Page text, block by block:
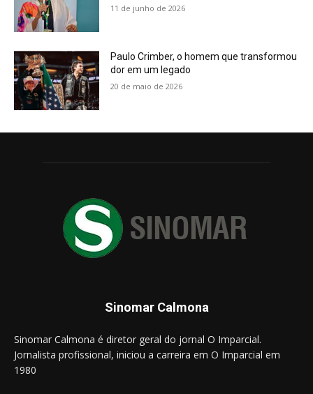
11 de junho de 2026
Paulo Crimber, o homem que transformou
dor em um legado
20 de maio de 2026
Sinomar Calmona
Sinomar Calmona é diretor geral do jornal O Imparcial.
Jornalista profissional, iniciou a carreira em O Imparcial em
1980